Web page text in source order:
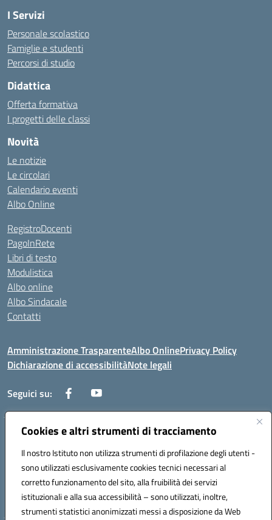
Cookies e altri strumenti di tracciamento
Il nostro Istituto non utilizza strumenti di profilazione degli utenti -
sono utilizzati esclusivamente cookies tecnici necessari al
corretto funzionamento del sito, alla fruibilità dei servizi
istituzionali e alla sua accessibilità – sono utilizzati, inoltre,
strumenti statistici anonimizzati messi a disposizione da Web
I Servizi
Personale scolastico
Famiglie e studenti
Percorsi di studio
Didattica
Offerta formativa
I progetti delle classi
Novità
Le notizie
Le circolari
Calendario eventi
Albo Online
RegistroDocenti
PagoInRete
Libri di testo
Modulistica
Albo online
Albo Sindacale
Contatti
Amministrazione TrasparenteAlbo OnlinePrivacy Policy
Dichiarazione di accessibilitàNote legali
Seguici su:
Via Negroni - 87100 Cosenza
Telefono e Fax: 098433104
Mail: csic898008@istruzione.it - PEC: csic898008@pec.istruzione.it
Codice univoco ufficio: UFUEI1
Codice meccanografico: CSIC898008
Codice fiscale: 98094050782